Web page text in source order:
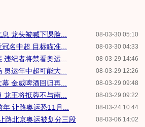
08-03-30 05:10
龙头被喊下课脸...
08-03-30 04:33
名中超 目标瞄准...
08-03-29 14:46
纪者将禁看奥运...
08-03-29 12:26
运年中超可能大...
08-03-29 09:48
金威啤酒回归再...
08-03-29 09:22
王将抵蓉不与南...
08-03-24 10:44
让路奥运恐11月...
08-03-06 14:02
路北京奥运被划分三段